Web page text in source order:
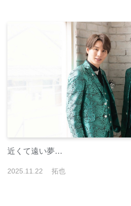
近くて遠い夢…
2025 11 22 拓也